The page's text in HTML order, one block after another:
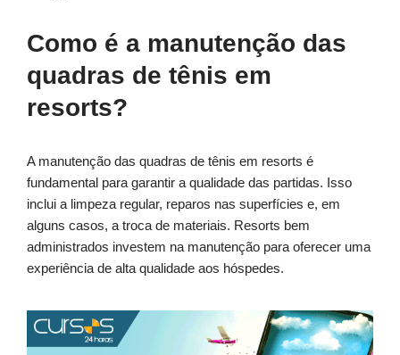
Como é a manutenção das
quadras de tênis em
resorts?
A manutenção das quadras de tênis em resorts é
fundamental para garantir a qualidade das partidas. Isso
inclui a limpeza regular, reparos nas superfícies e, em
alguns casos, a troca de materiais. Resorts bem
administrados investem na manutenção para oferecer uma
experiência de alta qualidade aos hóspedes.